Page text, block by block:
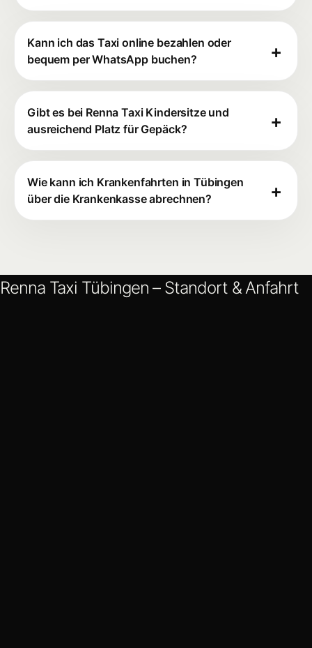
Kann ich das Taxi online bezahlen oder
bequem per WhatsApp buchen?
Gibt es bei Renna Taxi Kindersitze und
ausreichend Platz für Gepäck?
Wie kann ich Krankenfahrten in Tübingen
über die Krankenkasse abrechnen?
Renna Taxi Tübingen – Standort & Anfahrt